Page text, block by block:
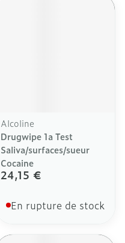
Alcoline
Drugwipe 1a Test
Saliva/surfaces/sueur
Cocaine
24,15 €
En rupture de stock